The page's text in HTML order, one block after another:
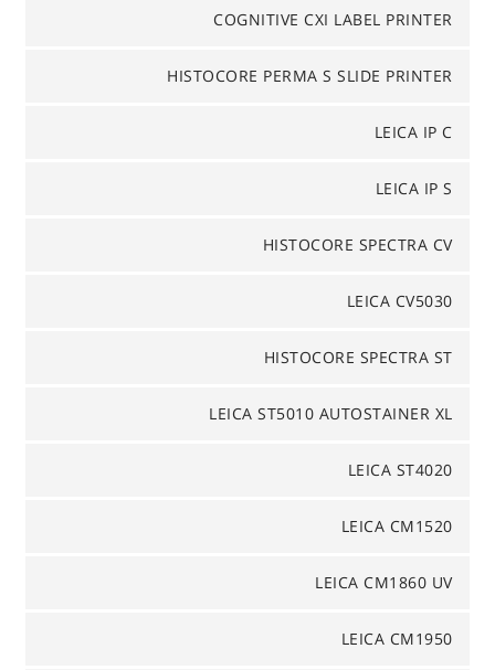
COGNITIVE CXI LABEL PRINTER
HISTOCORE PERMA S SLIDE PRINTER
LEICA IP C
LEICA IP S
HISTOCORE SPECTRA CV
LEICA CV5030
HISTOCORE SPECTRA ST
LEICA ST5010 AUTOSTAINER XL
LEICA ST4020
LEICA CM1520
LEICA CM1860 UV
LEICA CM1950